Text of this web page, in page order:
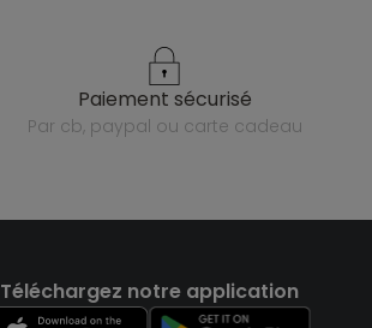
paiement sécurisé
par cb, paypal ou carte cadeau
Téléchargez notre application